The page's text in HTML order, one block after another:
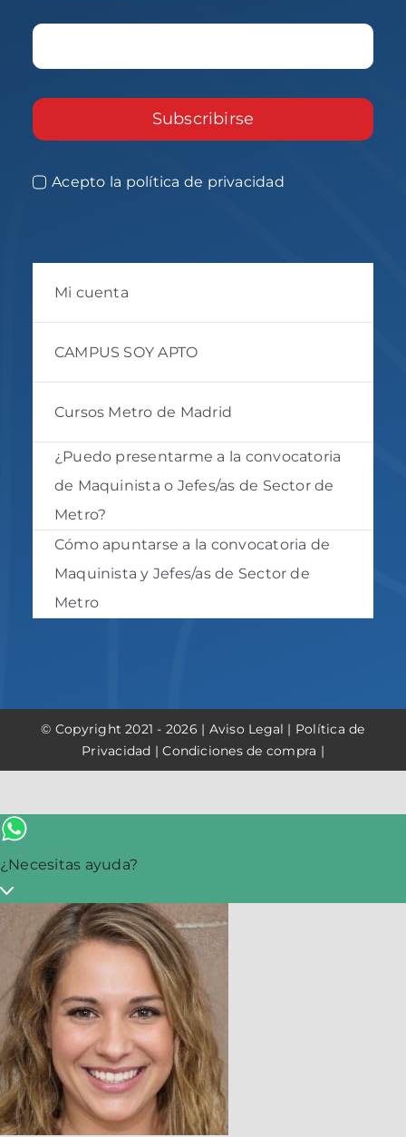
Subscribirse
Acepto la política de privacidad
Mi cuenta
CAMPUS SOY APTO
Cursos Metro de Madrid
¿Puedo presentarme a la convocatoria
de Maquinista o Jefes/as de Sector de
Metro?
Cómo apuntarse a la convocatoria de
Maquinista y Jefes/as de Sector de
Metro
© Copyright 2021 - 2026 | Aviso Legal | Política de
Privacidad |Condiciones de compra |
¿Necesitas ayuda?